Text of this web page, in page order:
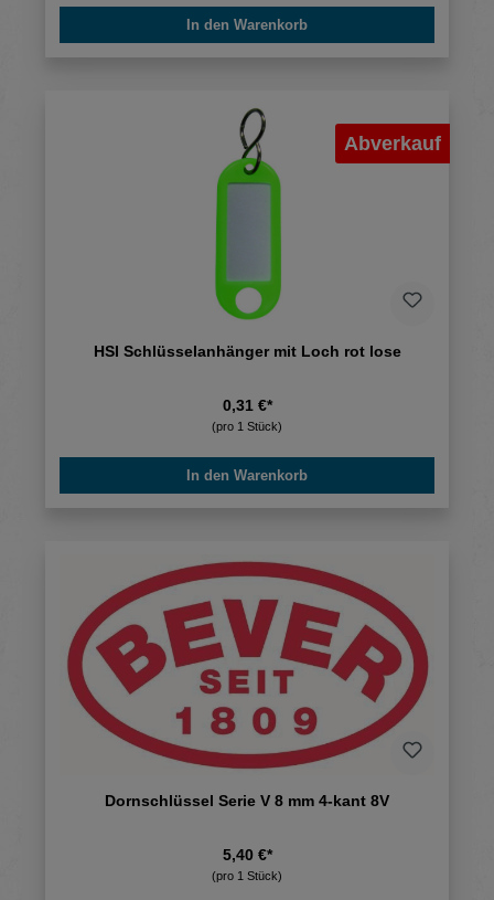
In den Warenkorb
Abverkauf
HSI Schlüsselanhänger mit Loch rot lose
0,31 €*
(pro 1 Stück)
In den Warenkorb
Dornschlüssel Serie V 8 mm 4-kant 8V
5,40 €*
(pro 1 Stück)